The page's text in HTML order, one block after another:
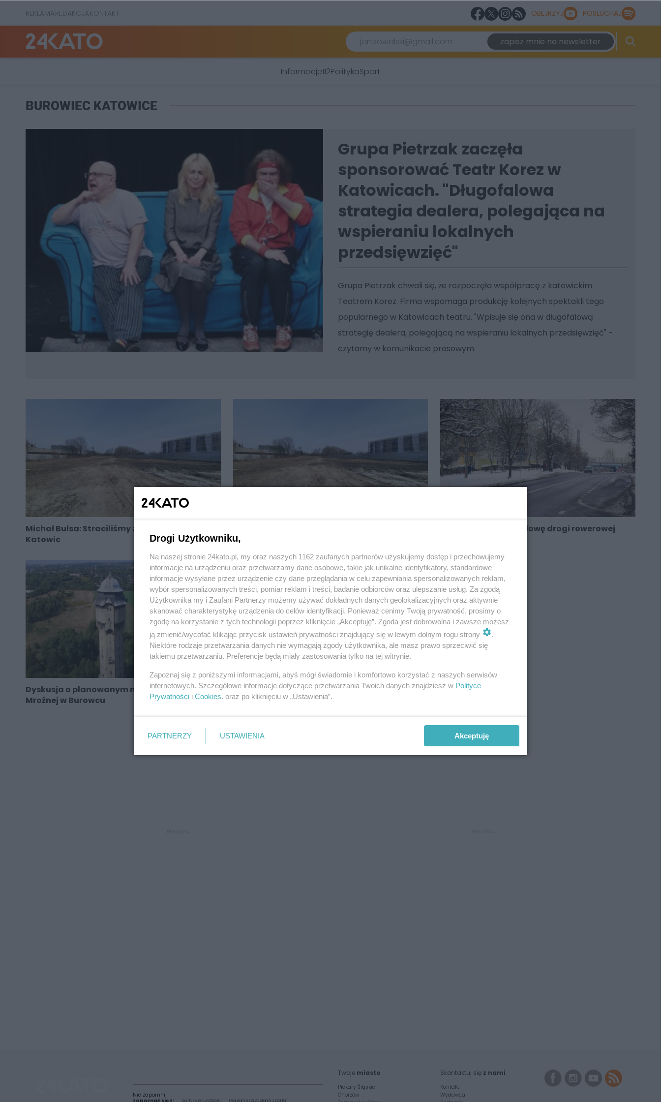
REKLAMAREDAKCJAKONTAKT OBEJRZYJ POSŁUCHAJ
zapisz mnie na newsletter
Informacje112PolitykaSport
BUROWIEC KATOWICE
Grupa Pietrzak zaczęła
sponsorować Teatr Korez w
Katowicach. "Długofalowa
strategia dealera, polegająca na
wspieraniu lokalnych
przedsięwzięć"
Grupa Pietrzak chwali się, że rozpoczęła współpracę z katowickim
Teatrem Korez. Firma wspomaga produkcję kolejnych spektakli tego
popularnego w Katowicach teatru. "Wpisuje się ona w długofalową
strategię dealera, polegającą na wspieraniu lokalnych przedsięwzięć" -
czytamy w komunikacie prasowym.
Michał Bulsa: Straciliśmy zaufanie do władz
Katowic
protestujących
Jest przetarg na budowę drogi rowerowej
Dyskusja o planowanym nowym osiedlu przy
Mroźnej w Burowcu
Alarm bombowy w Katowicach. Zamknięto
drogę
Nie zapomnij
polityką prywatności regulamin korzystania z portali
Twoje miasto
Piekary Śląskie
Chorzów
Skontaktuj się z nami
Kontakt
Wydawca
Drogi Użytkowniku,
Na naszej stronie 24kato.pl, my oraz naszych 1162 zaufanych partnerów uzyskujemy dostęp i przechowujemy
informacje na urządzeniu oraz przetwarzamy dane osobowe, takie jak unikalne identyfikatory, standardowe
informacje wysyłane przez urządzenie czy dane przeglądania w celu zapewniania spersonalizowanych reklam,
wybór spersonalizowanych treści, pomiar reklam i treści, badanie odbiorców oraz ulepszanie usług. Za zgodą
Użytkownika my i Zaufani Partnerzy możemy używać dokładnych danych geolokalizacyjnych oraz aktywnie
skanować charakterystykę urządzenia do celów identyfikacji. Ponieważ cenimy Twoją prywatność, prosimy o
zgodę na korzystanie z tych technologii poprzez kliknięcie „Akceptuję”. Zgoda jest dobrowolna i zawsze możesz
ją zmienić/wycofać klikając przycisk ustawień prywatności znajdujący się w lewym dolnym rogu strony
.
Niektóre rodzaje przetwarzania danych nie wymagają zgody użytkownika, ale masz prawo sprzeciwić się
takiemu przetwarzaniu. Preferencje będą miały zastosowania tylko na tej witrynie.
Zapoznaj się z poniższymi informacjami, abyś mógł świadomie i komfortowo korzystać z naszych serwisów
internetowych. Szczegółowe informacje dotyczące przetwarzania Twoich danych znajdziesz w Polityce
Prywatności i Cookies. oraz po kliknięciu w „Ustawienia”.
PARTNERZY USTAWIENIA Akceptuję